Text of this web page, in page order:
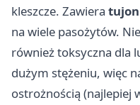
kleszcze. Zawiera tujon
na wiele pasożytów.
również toksyczna dla
dużym stężeniu, więc
ostrożnością (najlepiej